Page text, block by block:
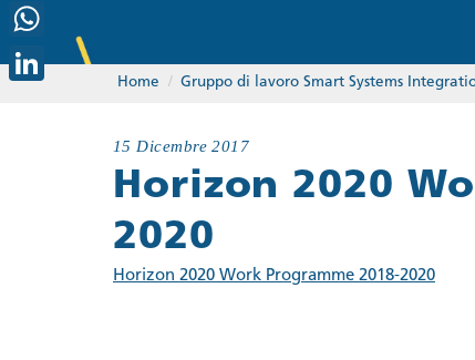
Home / Gruppo di lavoro Smart Systems
15 Dicembre 2017
Horizon 2020
2020
Horizon 2020 Work Programme 2018-2020
Twitter
WhatsApp